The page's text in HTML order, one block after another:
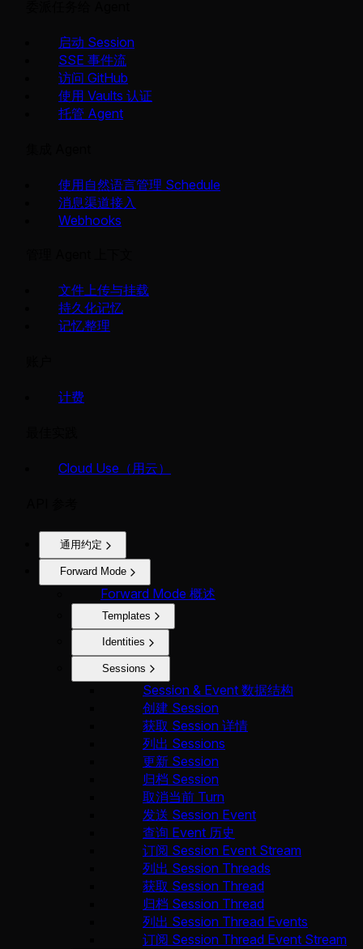
启动 Session
SSE 事件流
访问 GitHub
使用 Vaults 认证
托管 Agent
使用自然语言管理 Schedule
消息渠道接入
Webhooks
文件上传与挂载
持久化记忆
记忆整理
计费
Cloud Use（用云）
通用约定
Forward Mode
Forward Mode 概述
Templates
Identities
Sessions
Session & Event 数据结构
创建 Session
获取 Session 详情
列出 Sessions
更新 Session
归档 Session
取消当前 Turn
发送 Session Event
查询 Event 历史
订阅 Session Event Stream
列出 Session Threads
获取 Session Thread
归档 Session Thread
列出 Session Thread Events
订阅 Session Thread Event Stream